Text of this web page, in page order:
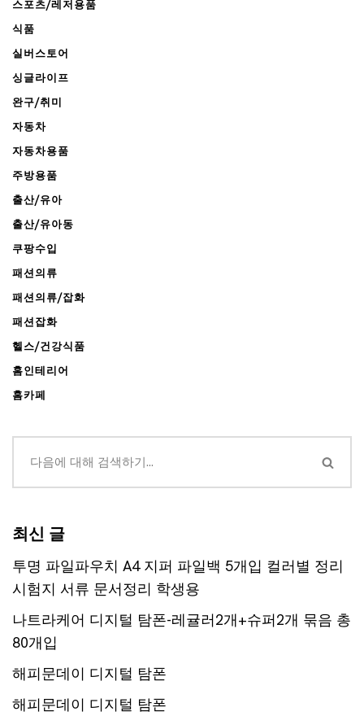
스포츠/레저용품
식품
실버스토어
싱글라이프
완구/취미
자동차
자동차용품
주방용품
출산/유아
출산/유아동
쿠팡수입
패션의류
패션의류/잡화
패션잡화
헬스/건강식품
홈인테리어
홈카페
최신 글
투명 파일파우치 A4 지퍼 파일백 5개입 컬러별 정리
시험지 서류 문서정리 학생용
나트라케어 디지털 탐폰-레귤러2개+슈퍼2개 묶음 총
80개입
해피문데이 디지털 탐폰
해피문데이 디지털 탐폰